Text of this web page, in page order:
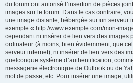
du forum ont autorisé l’insertion de pièces
images sur le forum. Dans le cas contraire,
une image distante, hébergée sur un serveur
exemple « http://www.exemple.com/mon-
cependant ni insérer de lien vers des images
ordinateur (à moins, bien évidemment, que
serveur internet), ni insérer de lien vers des
quelconque système d’authentification,
messagerie électronique de Outlook ou de
mot de passe, etc. Pour insérer une image,